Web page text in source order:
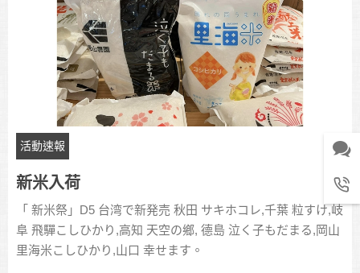
活動速報
新米入荷
「 新米祭」D5 台湾で新発売 秋田 サキホコレ,千葉 粒すけ,岐
阜 飛驒こしひかり,高知 天空の鄉, 德島 泣く子もだまる,岡山
里海米こしひかり,山口 幸せます。